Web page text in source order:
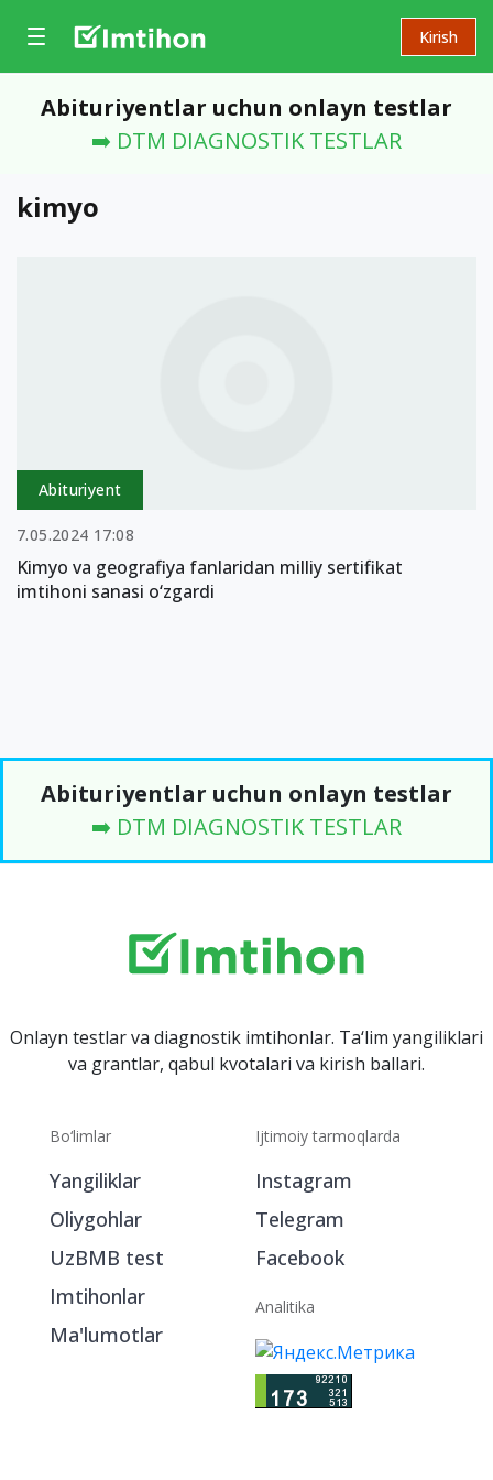
Kirish
Abituriyentlar uchun onlayn testlar
➡️ DTM DIAGNOSTIK TESTLAR
kimyo
Abituriyent
7.05.2024 17:08
Kimyo va geografiya fanlaridan milliy sertifikat
imtihoni sanasi o‘zgardi
Abituriyentlar uchun onlayn testlar
➡️ DTM DIAGNOSTIK TESTLAR
Onlayn testlar va diagnostik imtihonlar. Ta‘lim yangiliklari
va grantlar, qabul kvotalari va kirish ballari.
Bo‘limlar
Yangiliklar
Oliygohlar
UzBMB test
Imtihonlar
Ma'lumotlar
Ijtimoiy tarmoqlarda
Instagram
Telegram
Facebook
Analitika